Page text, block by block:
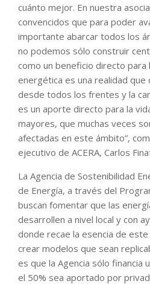
cuánto mejor. En nuestra
convencidos que para poder
importante abarcar todos los
no podemos sólo construir
como un beneficio directo para
energética es una realidad
desde todos los frentes y la
es un aporte directo para la
mayores, que muchas veces
afectadas en este ámbito”,
ejecutivo de ACERA, Carlos
La Agencia de Sostenibilidad
de Energía, a través del
buscan fomentar que las
desarrollen a nivel local y con
donde recae la esencia de
crear modelos que sean
es que la Agencia sólo financia
el 50% sea aportado por